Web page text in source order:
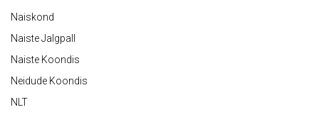
Naiskond
Naiste Jalgpall
Naiste Koondis
Neidude Koondis
NLT